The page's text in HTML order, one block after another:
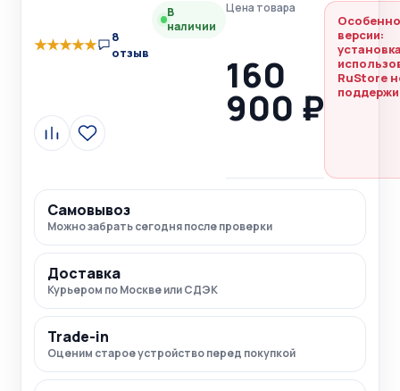
★★★★★
8
отзыв
Сравнить
В
избранное
В
наличии
Цена товара
160
900 ₽
версии:
RuStore
Самовывоз
Можно забрать сегодня после проверки
Доставка
Курьером по Москве или СДЭК
Trade-in
Оценим старое устройство перед покупкой